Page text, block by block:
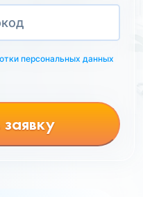
персональных данных